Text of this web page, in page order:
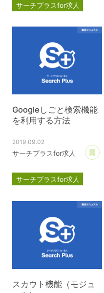
サーチプラスfor求人
Googleしごと検索機能
を利用する方法
2019.09.02
サーチプラスfor求人
サーチプラスfor求人
Google for jobs
Indexing API
スカウト機能（モジュ